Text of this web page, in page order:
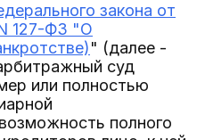
закона от
127-ФЗ "О
" (далее -
суд
или полностью
полного